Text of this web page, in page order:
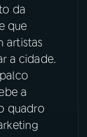
da
que
artistas
a cidade.
a
quadro